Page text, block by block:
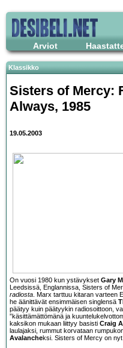
Arviot
Klassikko
Sisters of Mercy:
Always, 1985
19.05.2003
On vuosi 1980 kun ystävykset Gary
Leedsissä, Englannissa, Sisters of
radiosta. Marx tarttuu kitaran varteen
he äänittävät ensimmäisen singlensä
päätyy kuin päätyykin radiosoittoon,
”käsittämättömänä ja
kaksikon mukaan liittyy basisti Craig
laulajaksi, rummut korvataan
Avalancheksi. Sisters of Mercy on